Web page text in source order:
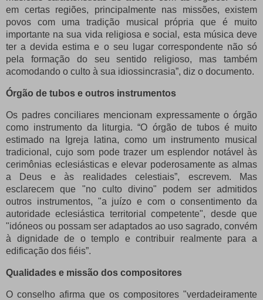
em certas regiões, principalmente nas missões, existem
povos com uma tradição musical própria que é muito
importante na sua vida religiosa e social, esta música deve
ter a devida estima e o seu lugar correspondente não só
pela formação do seu sentido religioso, mas também
acomodando o culto à sua idiossincrasia”, diz o documento.
Órgão de tubos e outros instrumentos
Os padres conciliares mencionam expressamente o órgão
como instrumento da liturgia.“O órgão de tubos é muito
estimado na Igreja latina, como um instrumento musical
tradicional, cujo som pode trazer um esplendor notável às
cerimônias eclesiásticas e elevar poderosamente as almas
a Deus e às realidades celestiais”, escrevem.
Mas
esclarecem que "no culto divino" podem ser admitidos
outros instrumentos, "a juízo e com o consentimento da
autoridade eclesiástica territorial competente", desde que
"idóneos ou possam ser adaptados ao uso sagrado, convém
à dignidade de o templo e contribuir realmente para a
edificação dos fiéis”.
Qualidades e missão dos compositores
O conselho afirma que os compositores "verdadeiramente